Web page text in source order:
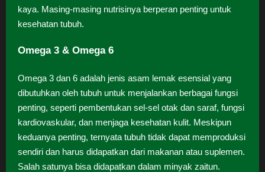
kaya. Masing-masing nutrisinya berperan penting untuk
kesehatan tubuh.
Omega 3 & Omega 6
Omega 3 dan 6 adalah jenis asam lemak esensial yang
dibutuhkan oleh tubuh untuk menjalankan berbagai fungsi
penting, seperti pembentukan sel-sel otak dan saraf, fungsi
kardiovaskular, dan menjaga kesehatan kulit. Meskipun
keduanya penting, ternyata tubuh tidak dapat memproduksi
sendiri dan harus didapatkan dari makanan atau suplemen.
Salah satunya bisa didapatkan dalam minyak zaitun.